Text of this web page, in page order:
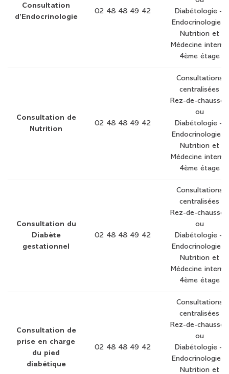
Consultation
d’Endocrinologie
02 48 48 49 42
Diabétologie –
Endocrinologie –
Nutrition et
Médecine interne
4ème étage
Consultation de
Nutrition
02 48 48 49 42
Consultations
centralisées
Rez-de-chaussée
ou
Diabétologie –
Endocrinologie –
Nutrition et
Médecine interne
4ème étage
Consultation du
Diabète
gestationnel
02 48 48 49 42
Consultations
centralisées
Rez-de-chaussée
ou
Diabétologie –
Endocrinologie –
Nutrition et
Médecine interne
4ème étage
Consultation de
prise en charge
du pied
diabétique
02 48 48 49 42
Consultations
centralisées
Rez-de-chaussée
ou
Diabétologie –
Endocrinologie –
Nutrition et